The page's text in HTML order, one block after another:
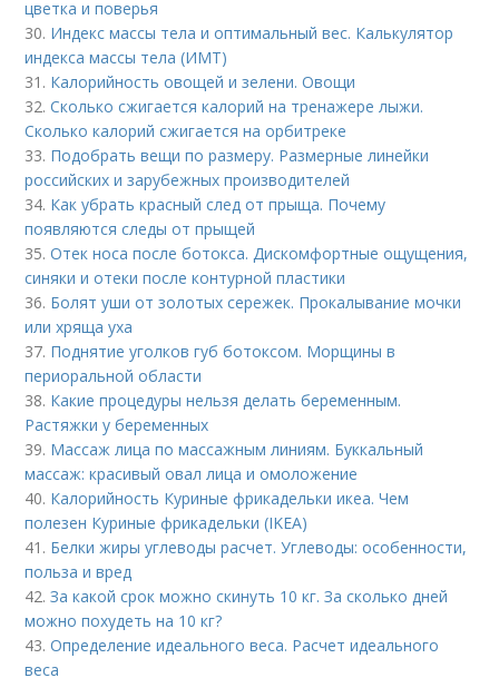
цветка и поверья
30. Индекс массы тела и оптимальный вес. Калькулятор
индекса массы тела (ИМТ)
31. Калорийность овощей и зелени. Овощи
32.Сколько сжигается калорий на тренажере лыжи.
Сколько калорий сжигается на орбитреке
33. Подобрать вещи по размеру. Размерные линейки
российских и зарубежных производителей
34. Как убрать красный след от прыща. Почему
появляются следы от прыщей
35.Отек носа после ботокса. Дискомфортные ощущения,
синяки и отеки после контурной пластики
36. Болят уши от золотых сережек. Прокалывание мочки
или хряща уха
37. Поднятие уголков губ ботоксом. Морщины в
периоральной области
38. Какие процедуры нельзя делать беременным.
Растяжки у беременных
39. Массаж лица по массажным линиям. Буккальный
массаж: красивый овал лица и омоложение
40. Калорийность Куриные фрикадельки икеа. Чем
полезен Куриные фрикадельки (IKEA)
41. Белки жиры углеводы расчет. Углеводы: особенности,
польза и вред
42.За какой срок можно скинуть 10 кг. За сколько дней
можно похудеть на 10 кг?
43.Определение идеального веса. Расчет идеального
веса